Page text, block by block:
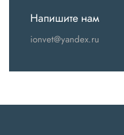
Напишите нам
ionvet@yandex.ru